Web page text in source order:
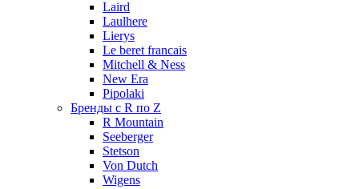
Laird
Laulhere
Lierys
Le beret francais
Mitchell & Ness
New Era
Pipolaki
Бренды с R по Z
R Mountain
Seeberger
Stetson
Von Dutch
Wigens